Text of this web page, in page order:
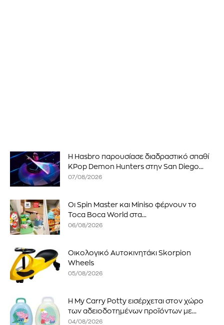
Η Hasbro παρουσίασε διαδραστικό σπαθί
KPop Demon Hunters στην San Diego...
07/08/2026
Οι Spin Master και Miniso φέρνουν το
Toca Boca World στα...
06/08/2026
Οικολογικό Αυτοκινητάκι Skorpion
Wheels
05/08/2026
Η My Carry Potty εισέρχεται στον χώρο
των αδειοδοτημένων προϊόντων με...
04/08/2026